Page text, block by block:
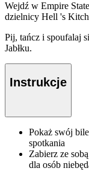
Wejdź w Empire
dzielnicy Hell 's
Pij, tańcz i spoufalaj
Jabłku.
Instrukcje
Pokaż swój
spotkania
Zabierz ze
dla osób